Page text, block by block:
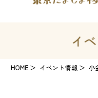
イ
HOME イベント情報 小金